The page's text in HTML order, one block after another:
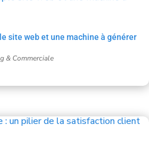
site web et une machine à générer
& Commerciale